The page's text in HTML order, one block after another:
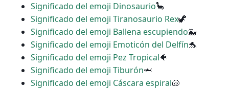
Significado del emoji Dinosaurio🦕
Significado del emoji Tiranosaurio Rex🦖
Significado del emoji Ballena escupiendo🐳
Significado del emoji Emoticón del Delfín🐬
Significado del emoji Pez Tropical🐠
Significado del emoji Tiburón🦈
Significado del emoji Cáscara espiral🐚